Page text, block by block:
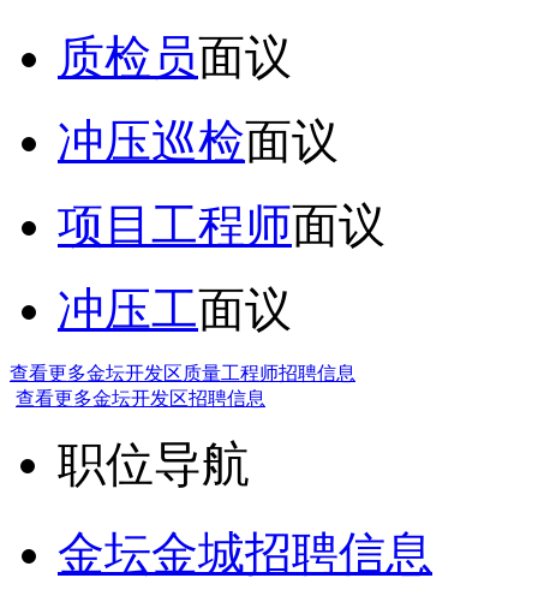
质检员面议
冲压巡检面议
项目工程师面议
冲压工面议
查看更多金坛开发区质量工程师招聘信息
查看更多金坛开发区招聘信息
职位导航
金坛金城招聘信息